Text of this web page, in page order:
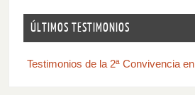
ÚLTIMOS TESTIMONIOS
Testimonios de la 2ª Convivencia